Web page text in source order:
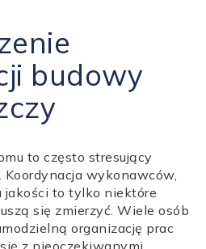
budowy
to często stresujący
wykonawców,
to tylko niektóre
się zmierzyć. Wiele osób
organizację prac
z nieoczekiwanymi